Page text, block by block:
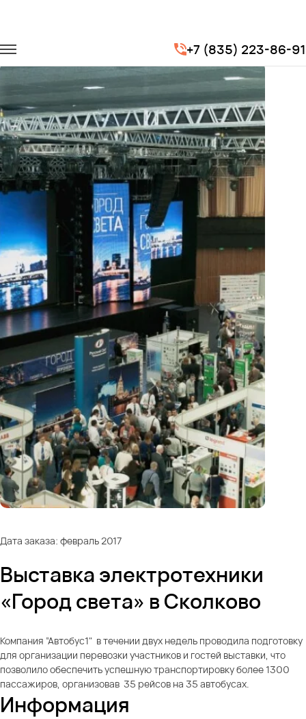
+7 (835) 223-86-91
Транспорт на выставки
Выставка электротехники «Город света» в Сколково
Дата заказа: февраль 2017
Выставка электротехники
«Город света» в Сколково
Компания “Автобус1" в течении двух недель проводила подготовку
для организации перевозки участников и гостей выставки, что
позволило обеспечить успешную транспортировку более 1300
пассажиров, организовав 35 рейсов на 35 автобусах.
Информация